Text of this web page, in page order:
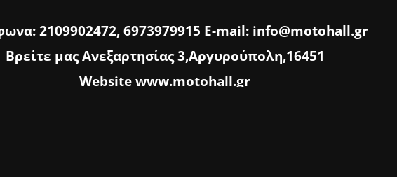
2109902472, 6973979915 E-mail: info@motohall.gr
Βρείτε μας Ανεξαρτησίας 3,Αργυρούπολη,16451
Website www.motohall.gr